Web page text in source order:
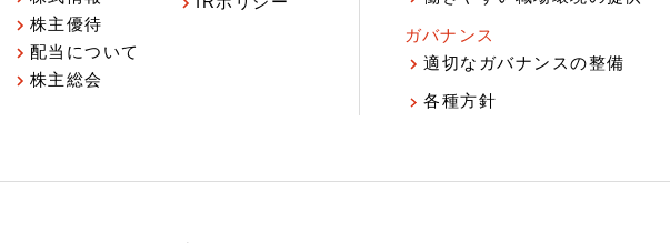
株主優待
配当について
株主総会
ガバナンス
適切なガバナンスの整備
各種方針